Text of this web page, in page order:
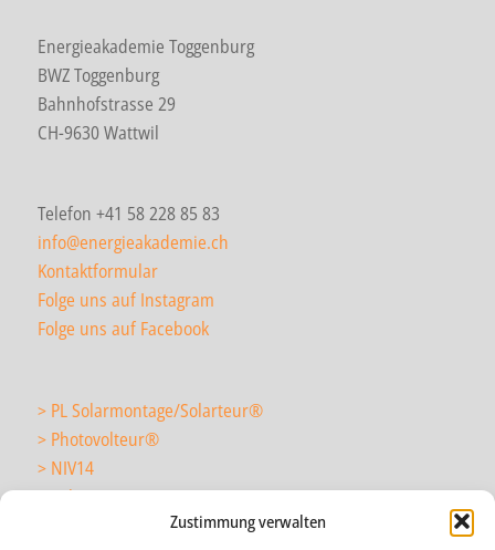
Zustimmung verwalten
Energieakademie Toggenburg
BWZ Toggenburg
Bahnhofstrasse 29
CH-9630 Wattwil
Telefon +41 58 228 85 83
info@energieakademie.ch
Kontaktformular
Folge uns auf Instagram
Folge uns auf Facebook
> PL Solarmontage/Solarteur®
> Photovolteur®
> NIV14
> Solarmonteur